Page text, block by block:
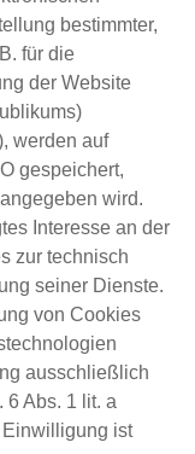
bestimmter,
für die
der Website
werden auf
gespeichert,
wird.
Interesse an der
zur technisch
seiner Dienste.
von Cookies
ausschließlich
Abs. 1 lit. a
Einwilligung ist